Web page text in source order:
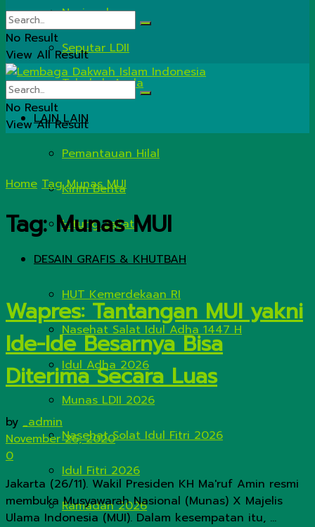
Nasional
Seputar LDII
Tahukah Anda
LAIN LAIN
Pemantauan Hilal
Kirim Berita
Hitung Zakat
DESAIN GRAFIS & KHUTBAH
HUT Kemerdekaan RI
Nasehat Salat Idul Adha 1447 H
Idul Adha 2026
Munas LDII 2026
Nasehat Solat Idul Fitri 2026
Idul Fitri 2026
Ramadan 2026
No Result
View All Result
No Result
View All Result
Home Tag Munas MUI
Tag:Munas MUI
Wapres: Tantangan MUI yakni
Ide-Ide Besarnya Bisa
Diterima Secara Luas
by _admin
November 26, 2020
0
Jakarta (26/11). Wakil Presiden KH Ma'ruf Amin resmi
membuka Musyawarah Nasional (Munas) X Majelis
Ulama Indonesia (MUI). Dalam kesempatan itu, ...